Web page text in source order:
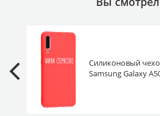
Силиконовый
Samsung Galaxy